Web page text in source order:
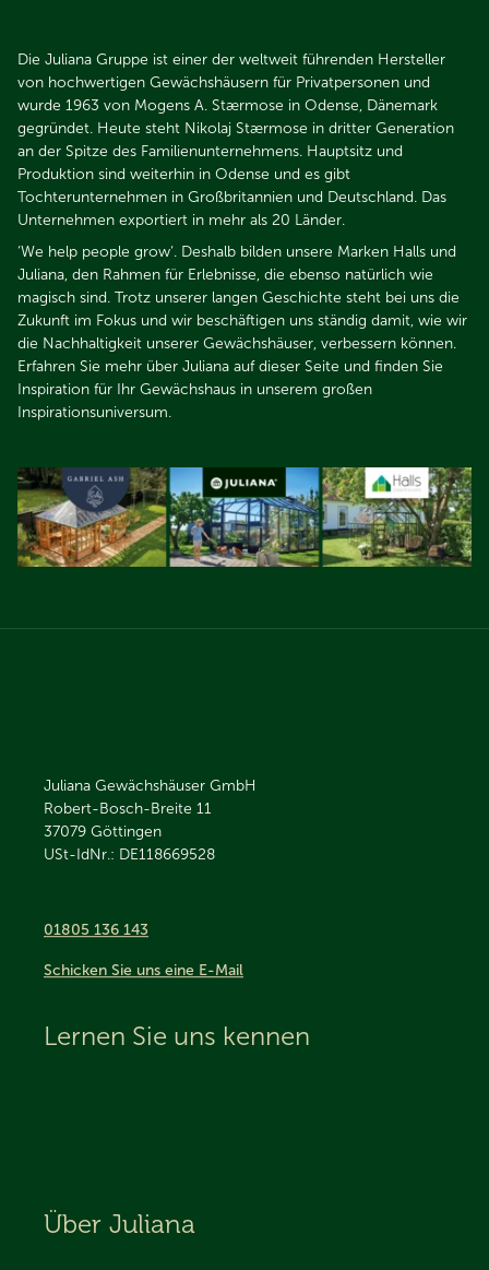
Die Juliana Gruppe ist einer der weltweit führenden Hersteller
von hochwertigen Gewächshäusern für Privatpersonen und
wurde 1963 von Mogens A. Stærmose in Odense, Dänemark
gegründet. Heute steht Nikolaj Stærmose in dritter Generation
an der Spitze des Familienunternehmens. Hauptsitz und
Produktion sind weiterhin in Odense und es gibt
Tochterunternehmen in Großbritannien und Deutschland. Das
Unternehmen exportiert in mehr als 20 Länder.​​​​​​​
‘We help people grow‘. Deshalb bilden unsere Marken Halls und
Juliana, den Rahmen für Erlebnisse, die ebenso natürlich wie
magisch sind. Trotz unserer langen Geschichte steht bei uns die
Zukunft im Fokus und wir beschäftigen uns ständig damit, wie wir
die Nachhaltigkeit unserer Gewächshäuser, verbessern können.
Erfahren Sie mehr über Juliana auf dieser Seite und finden Sie
Inspiration für Ihr Gewächshaus in unserem großen
Inspirationsuniversum.
Juliana Gewächshäuser GmbH
Robert-Bosch-Breite 11
37079 Göttingen
USt-IdNr.: DE118669528
01805 136 143
Schicken Sie uns eine E-Mail
Lernen Sie uns kennen
Über Juliana